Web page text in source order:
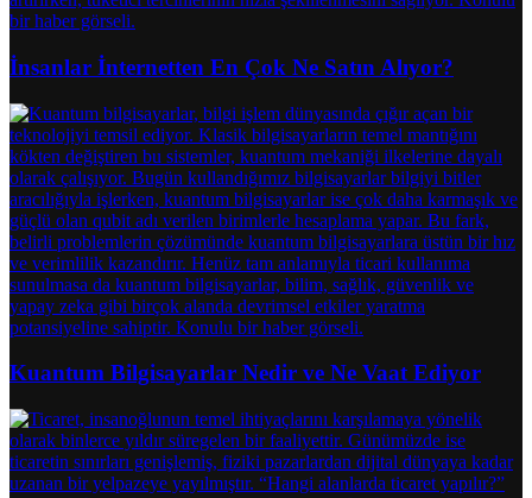
İnsanlar İnternetten En Çok Ne Satın Alıyor?
Kuantum Bilgisayarlar Nedir ve Ne Vaat Ediyor